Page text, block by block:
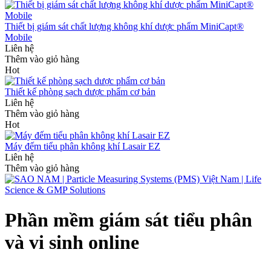
Thiết bị giám sát chất lượng không khí dược phẩm MiniCapt®
Mobile
Liên hệ
Thêm vào giỏ hàng
Hot
Thiết kế phòng sạch dược phẩm cơ bản
Liên hệ
Thêm vào giỏ hàng
Hot
Máy đếm tiểu phân không khí Lasair EZ
Liên hệ
Thêm vào giỏ hàng
Phần mềm giám sát tiểu phân
và vi sinh online